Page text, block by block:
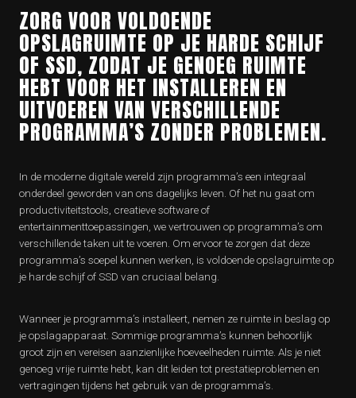
ZORG VOOR VOLDOENDE
OPSLAGRUIMTE OP JE HARDE SCHIJF
OF SSD, ZODAT JE GENOEG RUIMTE
HEBT VOOR HET INSTALLEREN EN
UITVOEREN VAN VERSCHILLENDE
PROGRAMMA’S ZONDER PROBLEMEN.
In de moderne digitale wereld zijn programma’s een integraal
onderdeel geworden van ons dagelijks leven. Of het nu gaat om
productiviteitstools, creatieve software of
entertainmenttoepassingen, we vertrouwen op programma’s om
verschillende taken uit te voeren. Om ervoor te zorgen dat deze
programma’s soepel kunnen werken, is voldoende opslagruimte op
je harde schijf of SSD van cruciaal belang.
Wanneer je programma’s installeert, nemen ze ruimte in beslag op
je opslagapparaat. Sommige programma’s kunnen behoorlijk
groot zijn en vereisen aanzienlijke hoeveelheden ruimte. Als je niet
genoeg vrije ruimte hebt, kan dit leiden tot prestatieproblemen en
vertragingen tijdens het gebruik van de programma’s.